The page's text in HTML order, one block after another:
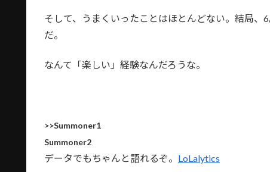
そして、うまくいったことはほとんどない。結局
だ。
なんて「楽しい」経験なんだろうな。
>>Summoner1
Summoner2
データでもちゃんと語れるぞ。 LoLalytics